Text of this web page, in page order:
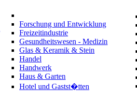
Forschung und Entwicklung
Freizeitindustrie
Gesundheitswesen - Medizin
Glas & Keramik & Stein
Handel
Handwerk
Haus & Garten
Hotel und Gastst�tten